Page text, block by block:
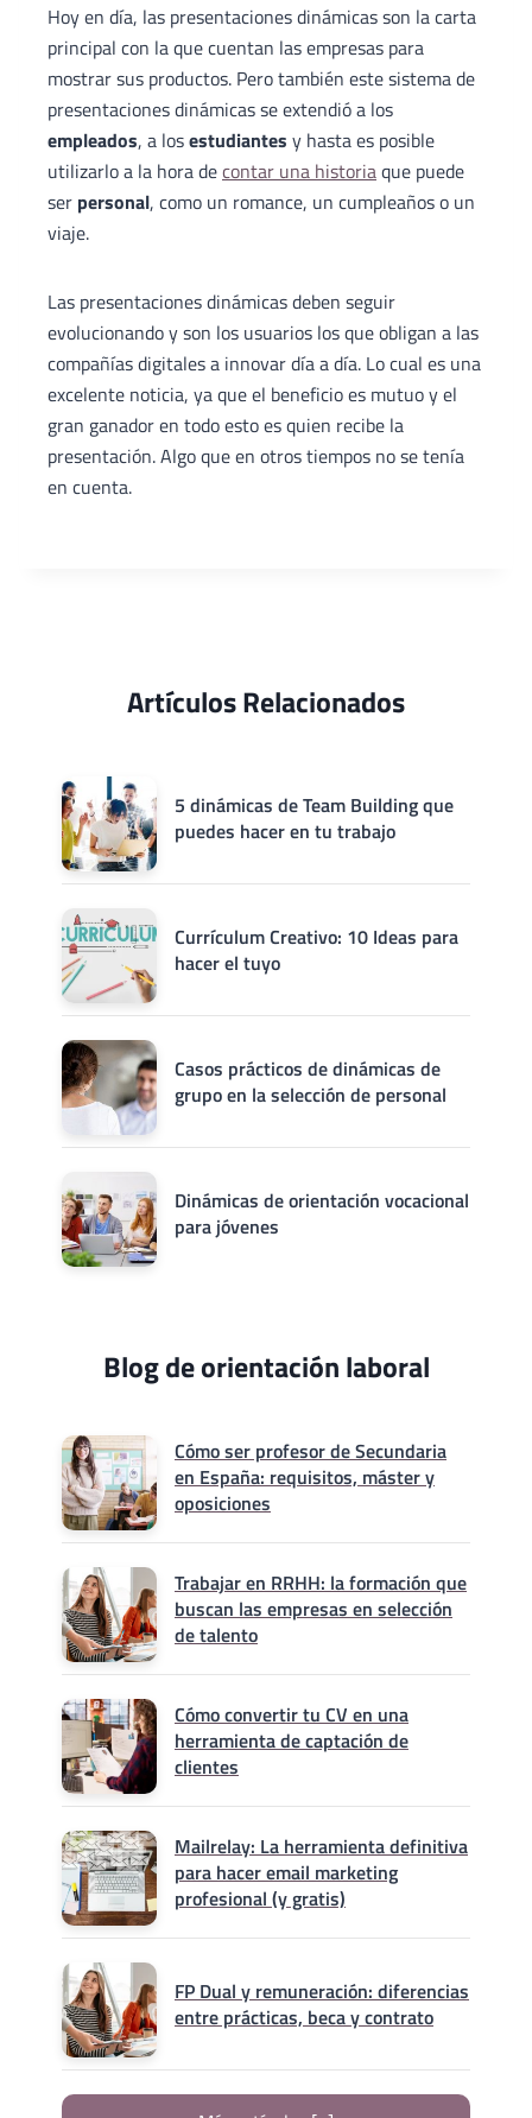
Hoy en día, las presentaciones dinámicas son la carta
principal con la que cuentan las empresas para
mostrar sus productos. Pero también este sistema de
presentaciones dinámicas se extendió a los
empleados, a losestudiantes y hasta es posible
utilizarlo a la hora decontar una historiaque puede
ser personal, como un romance, un cumpleaños o un
viaje.
Las presentaciones dinámicas deben seguir
evolucionando y son los usuarios los que obligan a las
compañías digitales a innovar día a día. Lo cual es una
excelente noticia, ya que el beneficio es mutuo y el
gran ganador en todo esto es quien recibe la
presentación. Algo que en otros tiempos no se tenía
en cuenta.
Artículos Relacionados
5 dinámicas de Team Building que
puedes hacer en tu trabajo
Currículum Creativo: 10 Ideas para
hacer el tuyo
Casos prácticos de dinámicas de
grupo en la selección de personal
Dinámicas de orientación vocacional
para jóvenes
Blog de orientación laboral
Cómo ser profesor de Secundaria
en España: requisitos, máster y
oposiciones
Trabajar en RRHH: la formación que
buscan las empresas en selección
de talento
Cómo convertir tu CV en una
herramienta de captación de
clientes
Mailrelay: La herramienta definitiva
para hacer email marketing
profesional (y gratis)
FP Dual y remuneración: diferencias
entre prácticas, beca y contrato